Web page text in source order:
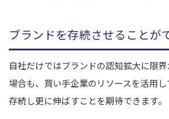
ブランドを存続させることが
自社だけではブランドの認知拡大に限
場合も、買い手企業のリソースを活用
存続し更に伸ばすことを期待できます。